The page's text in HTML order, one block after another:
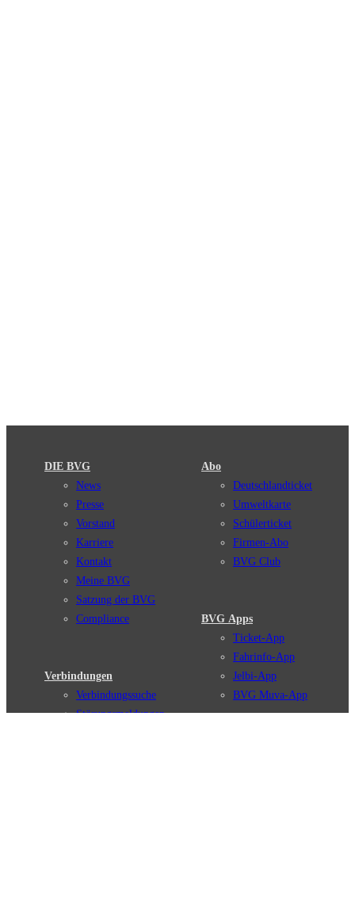
DIE BVG
News
Presse
Vorstand
Karriere
Kontakt
Meine BVG
Satzung der BVG
Compliance
Verbindungen
Verbindungssuche
Störungsmeldungen
Abo
Deutschlandticket
Umweltkarte
Schülerticket
Firmen-Abo
BVG Club
BVG Apps
Ticket-App
Fahrinfo-App
Jelbi-App
BVG Muva-App